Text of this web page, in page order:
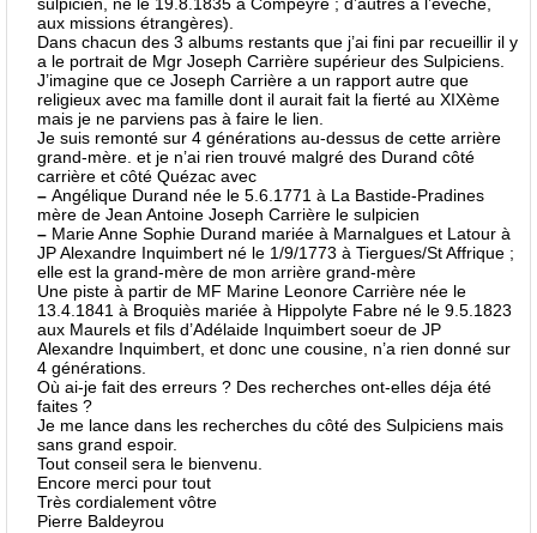
sulpicien, né le 19.8.1835 à Compeyre ; d’autres à l’évéché,
aux missions étrangères).
Dans chacun des 3 albums restants que j’ai fini par recueillir il y
a le portrait de Mgr Joseph Carrière supérieur des Sulpiciens.
J’imagine que ce Joseph Carrière a un rapport autre que
religieux avec ma famille dont il aurait fait la fierté au XIXème
mais je ne parviens pas à faire le lien.
Je suis remonté sur 4 générations au-dessus de cette arrière
grand-mère. et je n’ai rien trouvé malgré des Durand côté
carrière et côté Quézac avec
– Angélique Durand née le 5.6.1771 à La Bastide-Pradines
mère de Jean Antoine Joseph Carrière le sulpicien
– Marie Anne Sophie Durand mariée à Marnalgues et Latour à
JP Alexandre Inquimbert né le 1/9/1773 à Tiergues/St Affrique ;
elle est la grand-mère de mon arrière grand-mère
Une piste à partir de MF Marine Leonore Carrière née le
13.4.1841 à Broquiès mariée à Hippolyte Fabre né le 9.5.1823
aux Maurels et fils d’Adélaide Inquimbert soeur de JP
Alexandre Inquimbert, et donc une cousine, n’a rien donné sur
4 générations.
Où ai-je fait des erreurs ? Des recherches ont-elles déja été
faites ?
Je me lance dans les recherches du côté des Sulpiciens mais
sans grand espoir.
Tout conseil sera le bienvenu.
Encore merci pour tout
Très cordialement vôtre
Pierre Baldeyrou